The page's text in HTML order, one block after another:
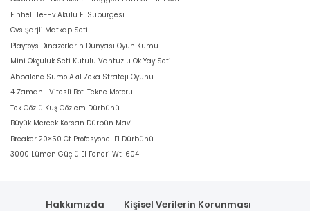
Einhell Te-Hv Akülü El Süpürgesi
Cvs Şarjli Matkap Seti
Playtoys Dinazorların Dünyası Oyun Kumu
Mini Okçuluk Seti Kutulu Vantuzlu Ok Yay Seti
Abbalone Sumo Akil Zeka Strateji Oyunu
4 Zamanlı Vitesli Bot-Tekne Motoru
Tek Gözlü Kuş Gözlem Dürbünü
Büyük Mercek Korsan Dürbün Mavi
Breaker 20×50 Ct Profesyonel El Dürbünü
3000 Lümen Güçlü El Feneri Wt-604
Hakkımızda
Kişisel Verilerin Korunması